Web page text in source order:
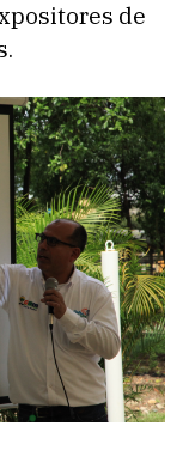
de